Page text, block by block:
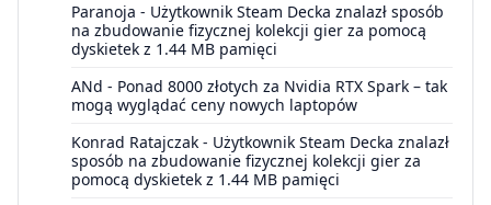
Paranoja - Użytkownik Steam Decka znalazł sposób
na zbudowanie fizycznej kolekcji gier za pomocą
dyskietek z 1.44 MB pamięci
ANd - Ponad 8000 złotych za Nvidia RTX Spark – tak
mogą wyglądać ceny nowych laptopów
Konrad Ratajczak - Użytkownik Steam Decka znalazł
sposób na zbudowanie fizycznej kolekcji gier za
pomocą dyskietek z 1.44 MB pamięci